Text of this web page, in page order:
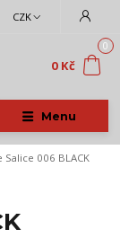
Menu
CZK
0
0 Kč
Salice 006 BLACK